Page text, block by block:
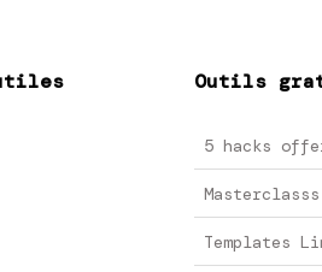
Outils
5 hacks
Templates